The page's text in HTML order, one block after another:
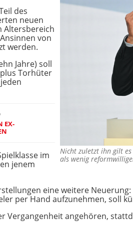
Nicht zuletzt ihn gilt es
als wenig
des
neuen
Altersbereich
von
werden.
Jahre) soll
Torhüter
W
im
jenem
eine weitere
per Hand aufzunehmen, soll
Vergangenheit angehören,